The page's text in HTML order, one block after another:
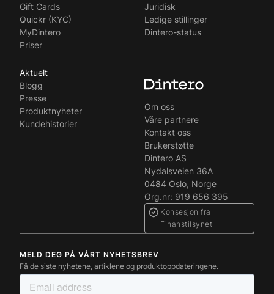
Gift Cards
Quickr (KYC)
MyDintero
Priser
Juridisk
Ledige stillinger
Dintero-status
Aktuelt
Blogg
Presse
Produktnyheter
Kundehistorier
Om oss
Våre partnere
Kontakt oss
Brukerstøtte
Dintero AS
Nydalsveien 36A
0484 Oslo, Norge
Org.nr: 919 656 395
Konsesjon fra
Finanstilsynet
MELD DEG PÅ VÅRT NYHETSBREV
Få de siste nyhetene, artiklene og produktoppdateringene.